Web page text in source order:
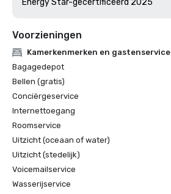
Voorzieningen
Kamerkenmerken en gastenservice
Bagagedepot
Bellen (gratis)
Conciërgeservice
Internettoegang
Roomservice
Uitzicht (oceaan of water)
Uitzicht (stedelijk)
Voicemailservice
Wasserijservice